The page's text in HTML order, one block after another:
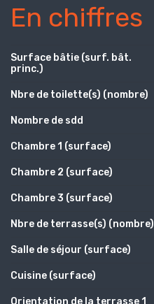
En chiffres
Surface bâtie (surf. bât.
princ.)
Nbre de toilette(s) (nombre)
Nombre de sdd
Chambre 1 (surface)
Chambre 2 (surface)
Chambre 3 (surface)
Nbre de terrasse(s) (nombre)
Salle de séjour (surface)
Cuisine (surface)
Orientation de la terrasse 1